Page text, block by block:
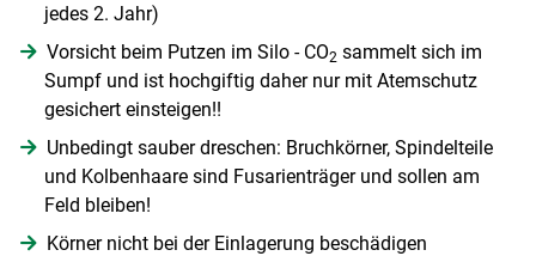
jedes 2. Jahr)
Vorsicht beim Putzen im Silo - CO2 sammelt sich im
Sumpf und ist hochgiftig daher nur mit Atemschutz
gesichert einsteigen!!
Unbedingt sauber dreschen: Bruchkörner, Spindelteile
und Kolbenhaare sind Fusarienträger und sollen am
Feld bleiben!
Körner nicht bei der Einlagerung beschädigen